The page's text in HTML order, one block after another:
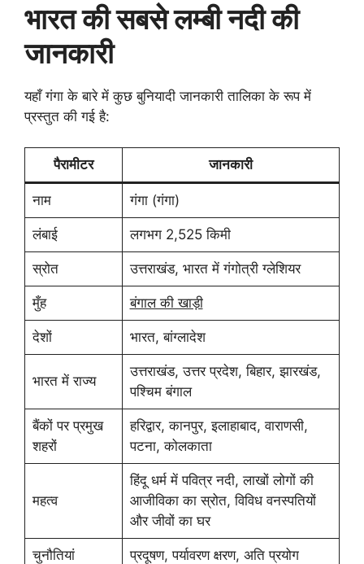
भारत की सबसे लम्बी नदी की
जानकारी
यहाँ गंगा के बारे में कुछ बुनियादी जानकारी तालिका के रूप में
प्रस्तुत की गई है:
पैरामीटर जानकारी
नाम गंगा (गंगा)
लंबाई लगभग 2,525 किमी
स्रोत उत्तराखंड, भारत में गंगोत्री ग्लेशियर
मुँह बंगाल की खाड़ी
देशों भारत, बांग्लादेश
भारत में राज्य
उत्तराखंड, उत्तर प्रदेश, बिहार, झारखंड,
पश्चिम बंगाल
बैंकों पर प्रमुख
शहरों
हरिद्वार, कानपुर, इलाहाबाद, वाराणसी,
पटना, कोलकाता
महत्व
हिंदू धर्म में पवित्र नदी, लाखों लोगों की
आजीविका का स्रोत, विविध वनस्पतियों
और जीवों का घर
चुनौतियां प्रदूषण, पर्यावरण क्षरण, अति प्रयोग